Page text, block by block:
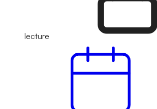
lecture